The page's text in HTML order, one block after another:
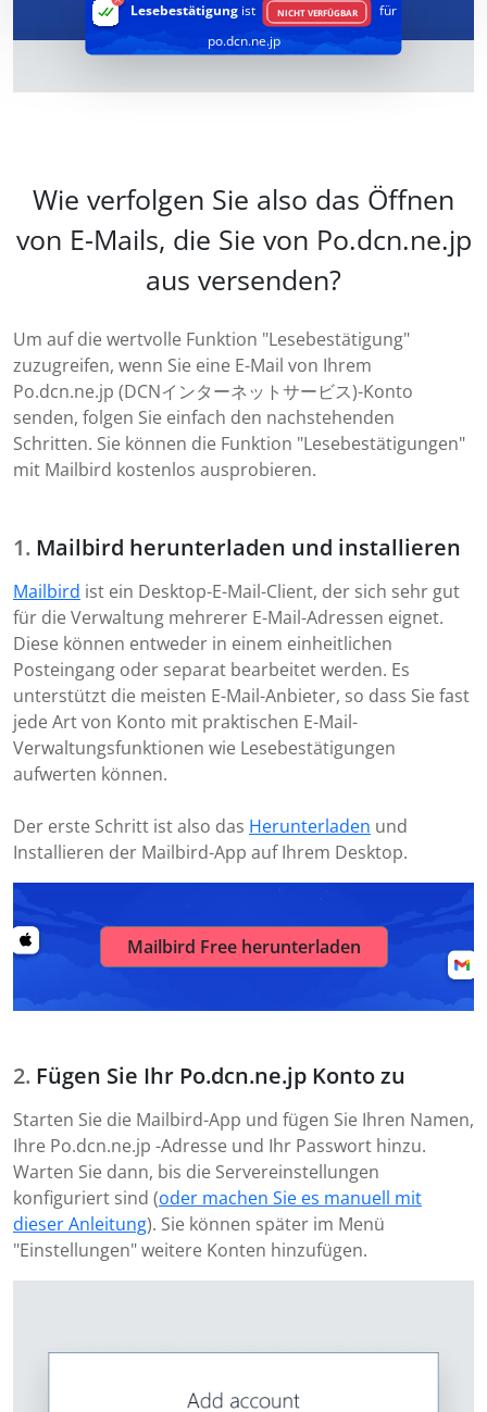
Lesebestätigungist NICHT VERFÜGBAR
für
po.dcn.ne.jp
Wie verfolgen Sie also das Öffnen
von E-Mails, die Sie von Po.dcn.ne.jp
aus versenden?
Um auf die wertvolle Funktion "Lesebestätigung"
zuzugreifen, wenn Sie eine E-Mail von Ihrem
Po.dcn.ne.jp (DCNインターネットサービス)-Konto
senden, folgen Sie einfach den nachstehenden
Schritten. Sie können die Funktion "Lesebestätigungen"
mit Mailbird kostenlos ausprobieren.
Mailbird herunterladen und installieren
Mailbird ist ein Desktop-E-Mail-Client, der sich sehr gut
für die Verwaltung mehrerer E-Mail-Adressen eignet.
Diese können entweder in einem einheitlichen
Posteingang oder separat bearbeitet werden. Es
unterstützt die meisten E-Mail-Anbieter, so dass Sie fast
jede Art von Konto mit praktischen E-Mail-
Verwaltungsfunktionen wie Lesebestätigungen
aufwerten können.
Der erste Schritt ist also das Herunterladen und
Installieren der Mailbird-App auf Ihrem Desktop.
Mailbird Free herunterladen
Fügen Sie Ihr Po.dcn.ne.jp Konto zu
Starten Sie die Mailbird-App und fügen Sie Ihren Namen,
Ihre Po.dcn.ne.jp -Adresse und Ihr Passwort hinzu.
Warten Sie dann, bis die Servereinstellungen
konfiguriert sind (oder machen Sie es manuell mit
dieser Anleitung). Sie können später im Menü
"Einstellungen" weitere Konten hinzufügen.